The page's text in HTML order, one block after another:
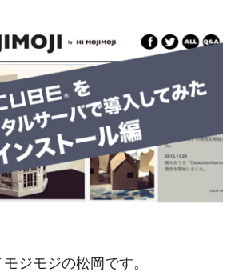
ジモジの松岡です。